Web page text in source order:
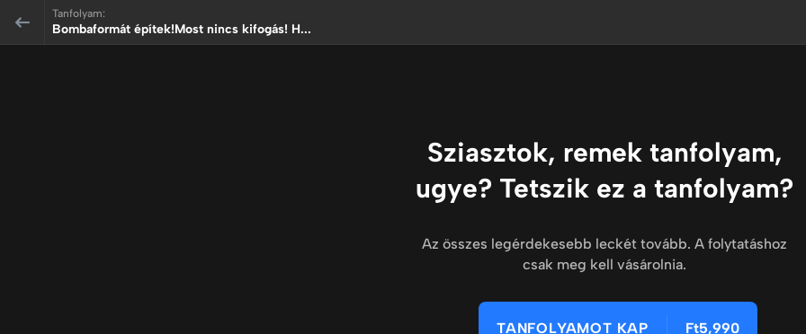
Tanfolyam:
Bombaformát építek!Most nincs kifogás! H...
Sziasztok, remek tanfolyam,
ugye? Tetszik ez a tanfolyam?
Az összes legérdekesebb leckét tovább. A folytatáshoz
csak meg kell vásárolnia.
TANFOLYAMOT KAP Ft5,990